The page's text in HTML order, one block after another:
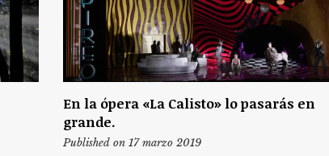
En la ópera «La Calisto» lo pasarás en
grande.
Published on 17 marzo 2019